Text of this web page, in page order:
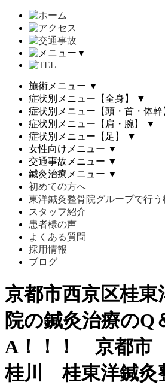
▼
施術メニュー ▼
症状別メニュー【全身】
▼
症状別メニュー【頭・首・体幹
症状別メニュー【肩・腕】
▼
症状別メニュー【足】
▼
女性向けメニュー ▼
交通事故メニュー ▼
鍼灸治療メニュー ▼
初めての方へ
東洋鍼灸整骨院グループで行う
スタッフ紹介
患者様の声
よくある質問
採用情報
ブログ
京都市西京区桂東
院の鍼灸治療のQ
A！！！ 京都
桂川 桂東洋鍼灸